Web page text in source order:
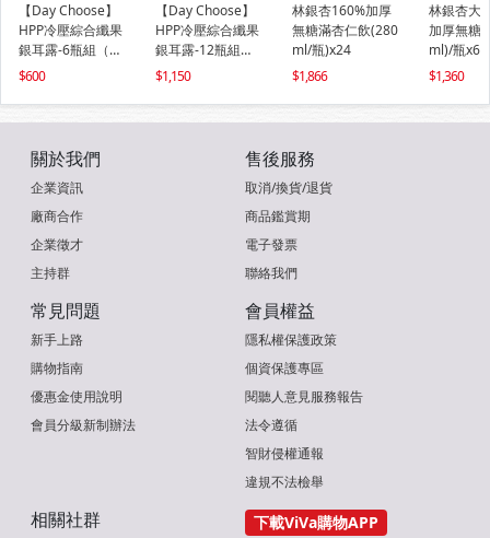
【Day Choose】
HPP冷壓綜合纖果
銀耳露-6瓶組（銀
耳1.2.3號+奇亞籽
600
【Day Choose】
HPP冷壓綜合纖果
銀耳露-12瓶組
（銀耳1.2.3號+奇
亞籽1.2.3號各2
瓶）
1,150
林銀杏160%加厚
無糖滿杏仁飲(280
ml/瓶)x24
1,866
林銀杏大
加厚無糖
ml)/瓶x6
1,360
關於我們
企業資訊
廠商合作
企業徵才
主持群
售後服務
取消/換貨/退貨
商品鑑賞期
電子發票
聯絡我們
常見問題
新手上路
購物指南
優惠金使用說明
會員分級新制辦法
會員權益
隱私權保護政策
個資保護專區
閱聽人意見服務報告
法令遵循
智財侵權通報
違規不法檢舉
相關社群 下載ViVa購物APP